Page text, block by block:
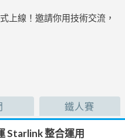
上線！邀請你用技術交流，
鐵人賽
Starlink 整合運用